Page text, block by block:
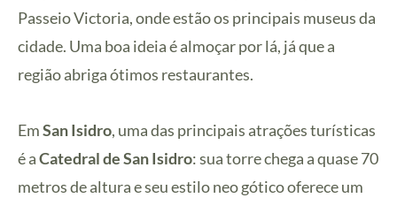
Passeio Victoria, onde estão os principais museus da
cidade. Uma boa ideia é almoçar por lá, já que a
região abriga ótimos restaurantes.
EmSan Isidro, uma das principais atrações turísticas
é aCatedral de San Isidro: sua torre chega a quase 70
metros de altura e seu estilo neo gótico oferece um